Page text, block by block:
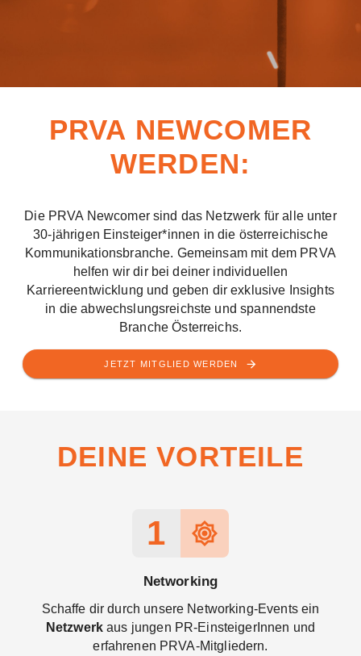
PRVA NEWCOMER
WERDEN:
Die PRVA Newcomer sind das Netzwerk für alle unter
30-jährigen Einsteiger*innen in die österreichische
Kommunikationsbranche. Gemeinsam mit dem PRVA
helfen wir dir bei deiner individuellen
Karriereentwicklung und geben dir exklusive Insights
in die abwechslungsreichste und spannendste
Branche Österreichs.
JETZT MITGLIED WERDEN
DEINE VORTEILE
1 brightness_high
Networking
Schaffe dir durch unsere Networking-Events ein
Netzwerk aus jungen PR-EinsteigerInnen und
erfahrenen PRVA-Mitgliedern.